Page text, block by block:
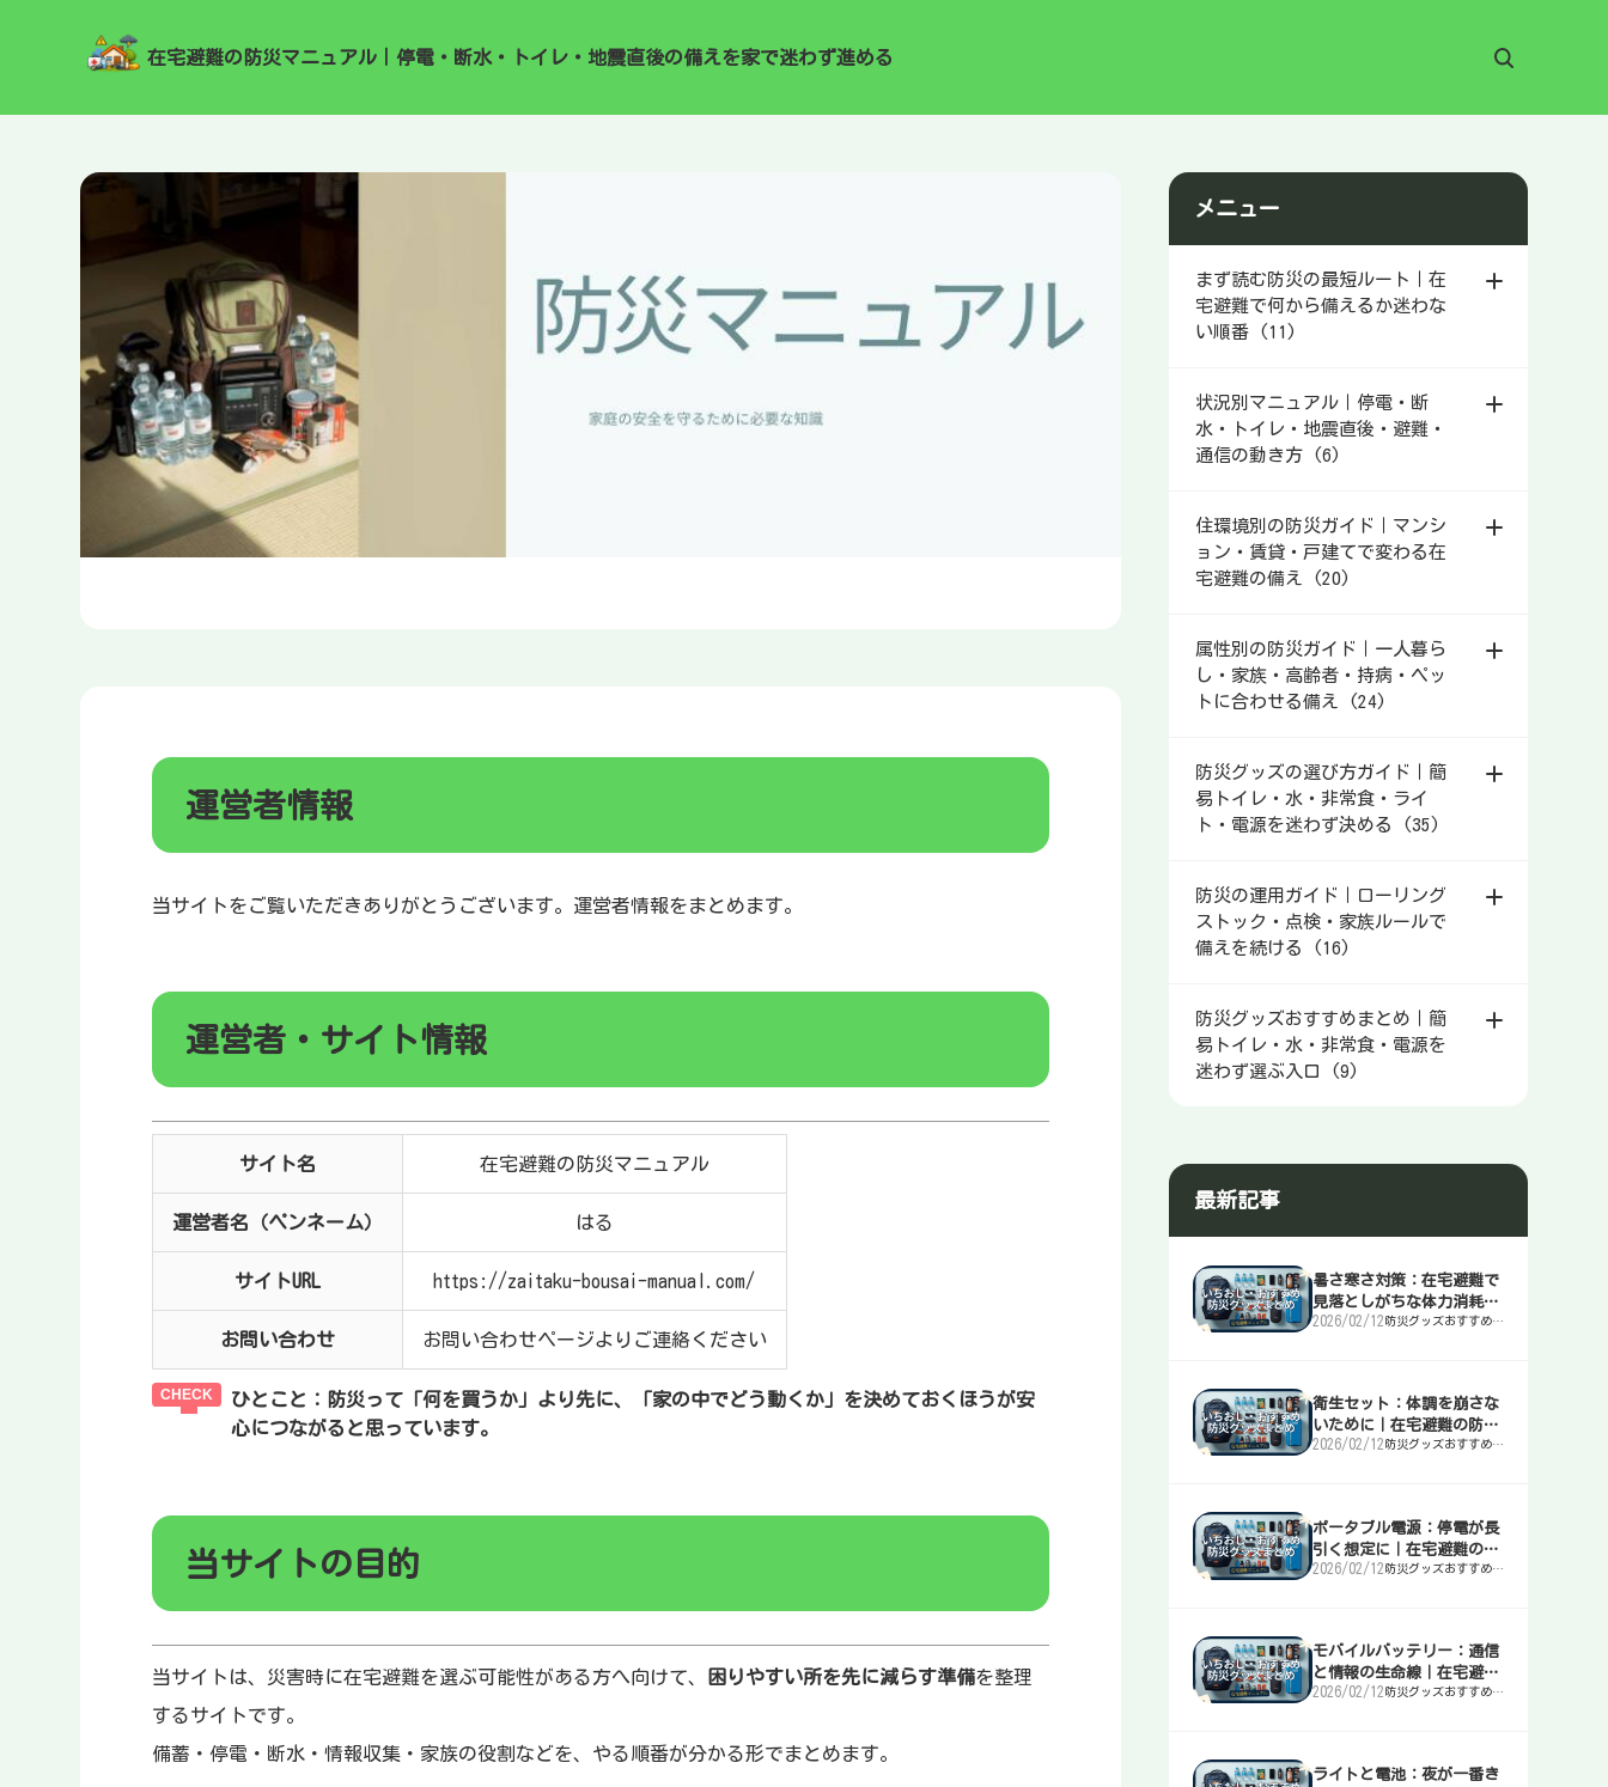
在宅避難の防災マニュアル｜停電・断水・トイレ・地震直後の備えを家で迷わず進める
運営者情報
当サイトをご覧いただきありがとうございます。運営者情報をまとめます。
運営者・サイト情報
サイト名 在宅避難の防災マニュアル
運営者名（ペンネーム） はる
サイトURL https://zaitaku-bousai-manual.com/
お問い合わせ お問い合わせページよりご連絡ください
ひとこと： 防災って「何を買うか」より先に、「家の中でどう動くか」を決めておくほうが安
心につながると思っています。
当サイトの目的
当サイトは、災害時に在宅避難を選ぶ可能性がある方へ向けて、 困りやすい所を先に減らす準備を整理
するサイトです。
備蓄・停電・断水・情報収集・家族の役割などを、やる順番が分かる形でまとめます。
メニュー
まず読む防災の最短ルート｜在
宅避難で何から備えるか迷わな
い順番 (11)
状況別マニュアル｜停電・断
水・トイレ・地震直後・避難・
通信の動き方 (6)
住環境別の防災ガイド｜マンシ
ョン・賃貸・戸建てで変わる在
宅避難の備え (20)
属性別の防災ガイド｜一人暮ら
し・家族・高齢者・持病・ペッ
トに合わせる備え (24)
防災グッズの選び方ガイド｜簡
易トイレ・水・非常食・ライ
ト・電源を迷わず決める (35)
防災の運用ガイド｜ローリング
ストック・点検・家族ルールで
備えを続ける (16)
防災グッズおすすめまとめ｜簡
易トイレ・水・非常食・電源を
迷わず選ぶ入口 (9)
最新記事
暑さ寒さ対策：在宅避難で
見落としがちな体力消耗を
止める｜在宅避難の防災マ
2026/02/12 防災グッズおすすめま
衛生セット：体調を崩さな
いために｜在宅避難の防災
マニュアル
2026/02/12 防災グッズおすすめま
ポータブル電源：停電が長
引く想定に｜在宅避難の防
災マニュアル
2026/02/12 防災グッズおすすめま
モバイルバッテリー：通信
と情報の生命線｜在宅避難
の防災マニュアル
2026/02/12 防災グッズおすすめま
ライトと電池：夜が一番き